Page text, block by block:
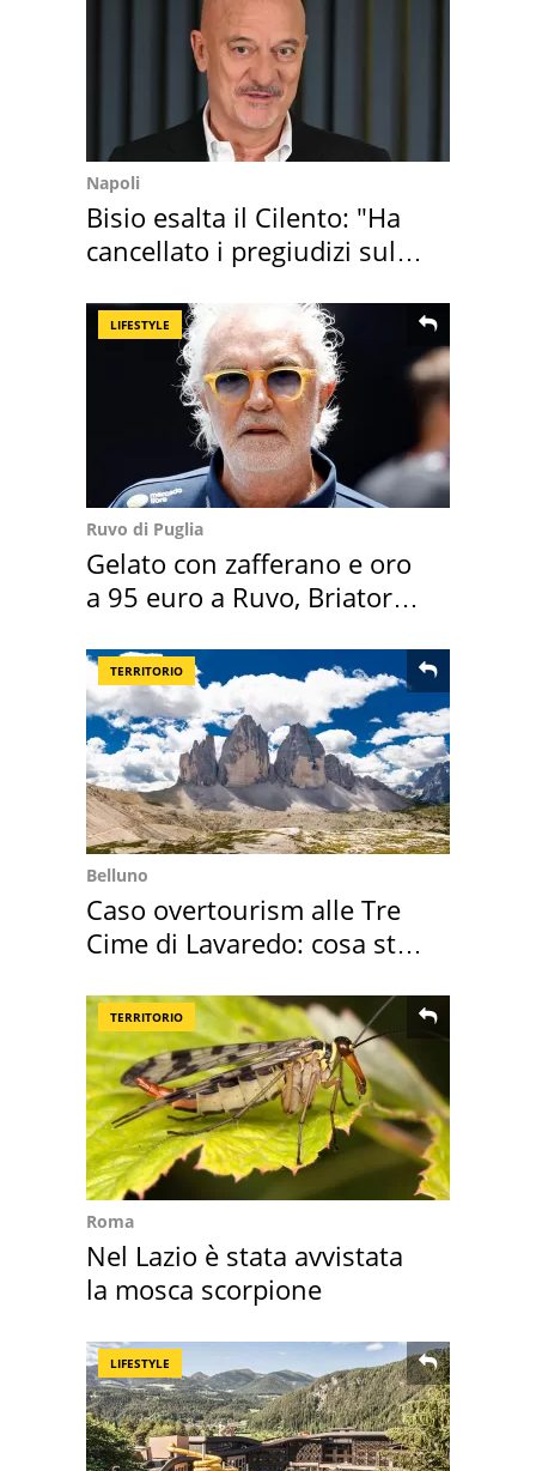
Napoli
Bisio esalta il Cilento: "Ha
cancellato i pregiudizi sul
LIFESTYLE
Ruvo di Puglia
Gelato con zafferano e oro
a 95 euro a Ruvo, Briatore
TERRITORIO
Belluno
Caso overtourism alle Tre
Cime di Lavaredo: cosa sta
TERRITORIO
Roma
Nel Lazio è stata avvistata
la mosca scorpione
LIFESTYLE